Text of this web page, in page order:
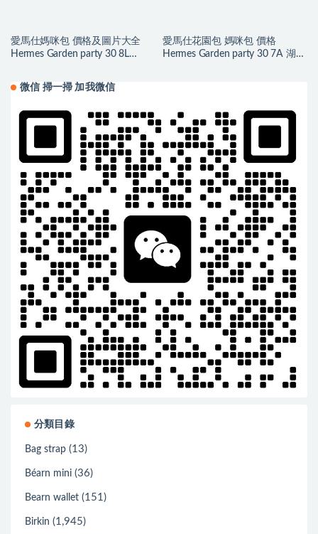
愛馬仕媽咪包 價格及圖片大全
Hermes Garden party 30 8L
愛馬仕花園包 媽咪包 價格
Hermes Garden party 30 7A 湖海
微信 掃一掃 加我微信
分類目錄
Bag strap (13)
Béarn mini (36)
Bearn wallet (151)
Birkin (1,945)